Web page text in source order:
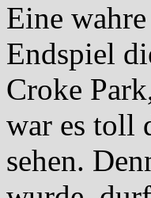
Eine
Endspiel
Croke
war es toll
sehen.